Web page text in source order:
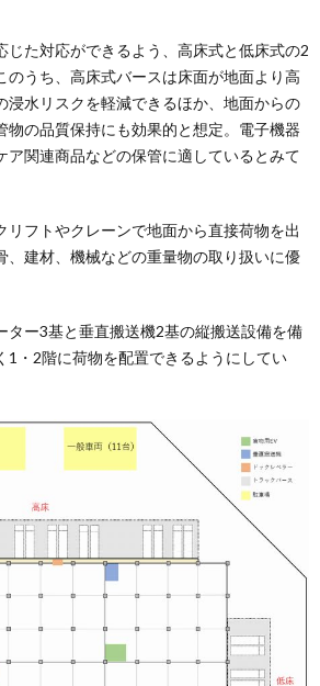
じた対応ができるよう、高床式と低床式の2
のうち、高床式バースは床面が地面より高
浸水リスクを軽減できるほか、地面からの
物の品質保持にも効果的と想定。電子機器
ア関連商品などの保管に適しているとみて
リフトやクレーンで地面から直接荷物を出
、建材、機械などの重量物の取り扱いに優
ター3基と垂直搬送機2基の縦搬送設備を備
1・2階に荷物を配置できるようにしてい